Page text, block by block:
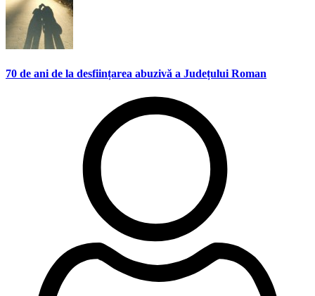
70 de ani de la desființarea abuzivă a Județului Roman